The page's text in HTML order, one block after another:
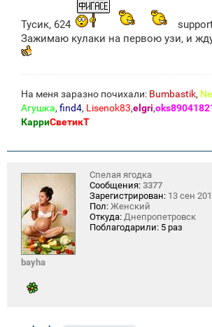
Тусик, 624
Зажимаю кулаки на первою узи, и
На меня заразно почихали: Bumbastik,
Агушка, find4, Lisenok83,elgri,
КарриСветикТ
bayha
Спелая ягодка
Сообщения: 3377
Зарегистрирован: 13 сен
Пол: Женский
Откуда: Днепропетровск
Поблагодарили: 5 раз